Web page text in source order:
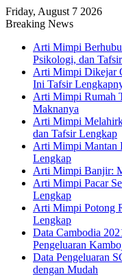
Friday, August 7 2026
Breaking News
Arti Mimpi
Psikologi, dan
Arti Mimpi Dikejar
Ini Tafsir
Arti Mimpi Rumah
Maknanya
Arti Mimpi
dan Tafsir Lengkap
Arti Mimpi Mantan
Lengkap
Arti Mimpi Banjir:
Arti Mimpi Pacar
Lengkap
Arti Mimpi Potong
Lengkap
Data Cambodia
Pengeluaran
Data Pengeluaran
dengan Mudah